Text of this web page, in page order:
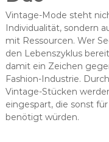
Vintage-Mode steht
Individualität, sondern
mit Ressourcen. Wer
den Lebenszyklus
damit ein Zeichen
Fashion-Industrie.
Vintage-Stücken
eingespart, die sonst
benötigt würden.